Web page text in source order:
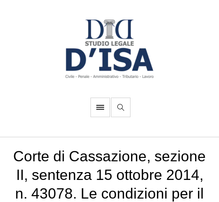
Corte di Cassazione, sezione
II, sentenza 15 ottobre 2014,
n. 43078. Le condizioni per il